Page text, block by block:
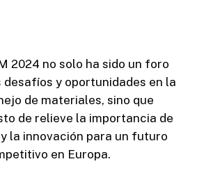
2024 no solo ha sido un foro
y oportunidades en la
de materiales, sino que
de relieve la importancia de
la innovación para un futuro
en Europa.